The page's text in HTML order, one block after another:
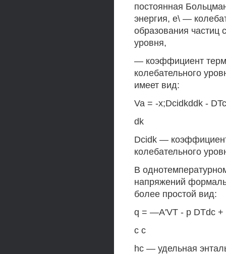
постоянная
энергия, е\ —
образования частиц
уровня,
— коэффициент
колебательного
имеет вид:
Va = -x;Dcidkddk -
dk
Dcidk —
колебательного
В
напряжений
более простой вид:
q = —A'VT - р DTdc +
с с
hc — удельная